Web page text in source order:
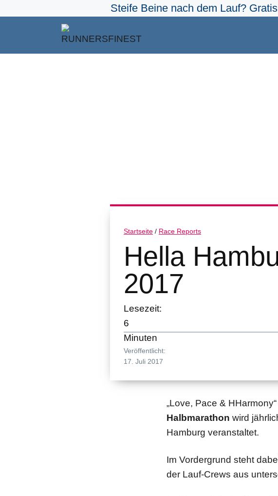
Steife Beine nach dem Lauf?
springen
Startseite / Race Reports
Hella
2017
Lesezeit:
6
Minuten
Veröffentlicht:
17. Juli 2017
„Love, Pace &
Halbmarathon wird
Hamburg veranstaltet.
Im Vordergrund steht
der Lauf-Crews aus